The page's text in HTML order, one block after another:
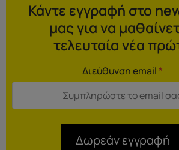
Κάντε εγγραφή στο
μας για να
τελευταία νέα
Διεύθυνση email*
Δωρεάν εγγραφή